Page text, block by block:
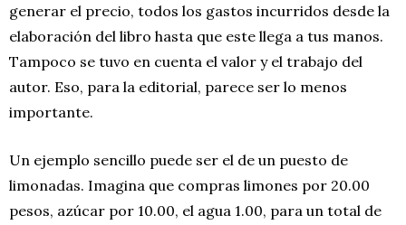
generar el precio, todos los gastos incurridos desde la
elaboración del libro hasta que este llega a tus manos.
Tampoco se tuvo en cuenta el valor y el trabajo del
autor. Eso, para la editorial, parece ser lo menos
importante.
Un ejemplo sencillo puede ser el de un puesto de
limonadas. Imagina que compras limones por 20.00
pesos, azúcar por 10.00, el agua 1.00, para un total de